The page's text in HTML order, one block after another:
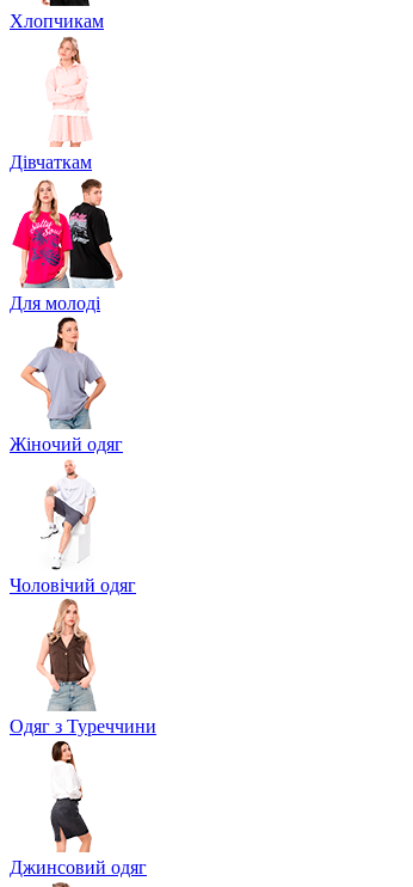
Хлопчикам
Дівчаткам
Для молоді
Жіночий одяг
Чоловічий одяг
Одяг з Туреччини
Джинсовий одяг